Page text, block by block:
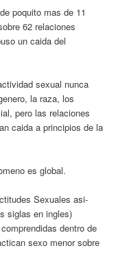
poquito mas de 11
62 relaciones
un caida del
sexual nunca
la raza, los
pero las relaciones
caida a principios de la
es global.
Sexuales asi­
siglas en ingles)
dentro de
sexo menor sobre